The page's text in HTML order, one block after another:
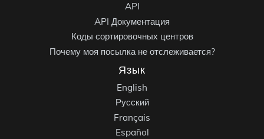
API
API Документация
Коды сортировочных центров
Почему моя посылка не отслеживается?
Язык
English
Русский
Français
Español